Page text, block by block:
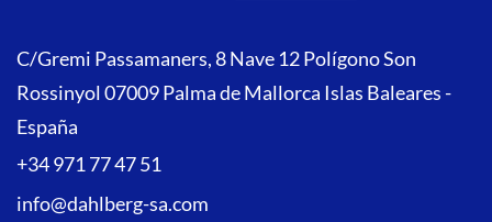
C/Gremi Passamaners, 8 Nave 12 Polígono Son
Rossinyol 07009 Palma de Mallorca Islas Baleares -
España
+34 971 77 47 51
info@dahlberg-sa.com